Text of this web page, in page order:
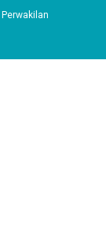
Perwakilan